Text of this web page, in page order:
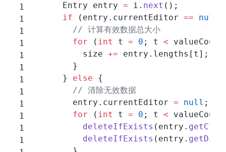
      Entry entry
= i. next ();
      if
(entry.currentEditor == null
        // 计算有效数据总大小
        for
( int t = 0 ; t <
          size
+= entry.lengths[t];
        }
      }
else {
        // 清除无效数据
        entry.currentEditor
= null ;
        for
( int t = 0 ; t <
          deleteIfExists
(entry.
          deleteIfExists
(entry.